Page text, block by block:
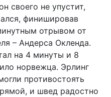
своего не упустит,
финишировав
отрывом от
– Андерса Окленда.
на 4 минуты и 8
норвежца. Эрлинг
противостоять
и швед радостно